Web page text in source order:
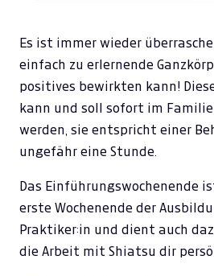
Es ist immer wieder
einfach zu erlernende
positives bewirkten kann!
kann und soll sofort im
werden, sie entspricht einer
ungefähr eine Stunde.
Das Einführungswochenende
erste Wochenende der
Praktiker:in und dient auch
die Arbeit mit Shiatsu dir